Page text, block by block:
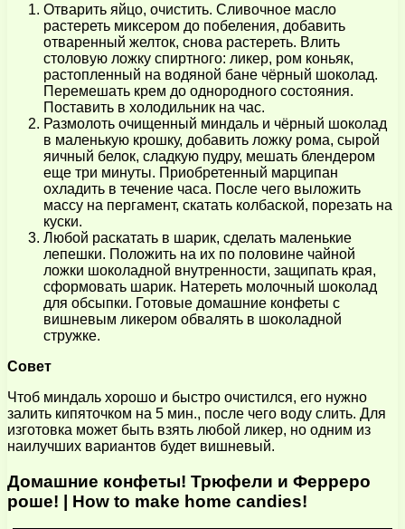
Отварить яйцо, очистить. Сливочное масло
растереть миксером до побеления, добавить
отваренный желток, снова растереть. Влить
столовую ложку спиртного: ликер, ром коньяк,
растопленный на водяной бане чёрный шоколад.
Перемешать крем до однородного состояния.
Поставить в холодильник на час.
Размолоть очищенный миндаль и чёрный шоколад
в маленькую крошку, добавить ложку рома, сырой
яичный белок, сладкую пудру, мешать блендером
еще три минуты. Приобретенный марципан
охладить в течение часа. После чего выложить
массу на пергамент, скатать колбаской, порезать на
куски.
Любой раскатать в шарик, сделать маленькие
лепешки. Положить на их по половине чайной
ложки шоколадной внутренности, защипать края,
сформовать шарик. Натереть молочный шоколад
для обсыпки. Готовые домашние конфеты с
вишневым ликером обвалять в шоколадной
стружке.
Совет
Чтоб миндаль хорошо и быстро очистился, его нужно
залить кипяточком на 5 мин., после чего воду слить. Для
изготовка может быть взять любой ликер, но одним из
наилучших вариантов будет вишневый.
Домашние конфеты! Трюфели и Ферреро
роше! | How to make home candies!